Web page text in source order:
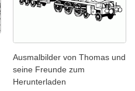
Ausmalbilder von Thomas und
seine Freunde zum
Herunterladen